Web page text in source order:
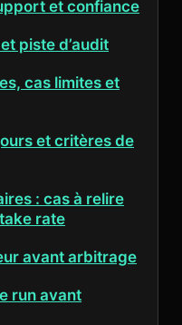
et confiance
piste d’audit
cas limites et
et critères de
: cas à relire
rate
avant arbitrage
run avant